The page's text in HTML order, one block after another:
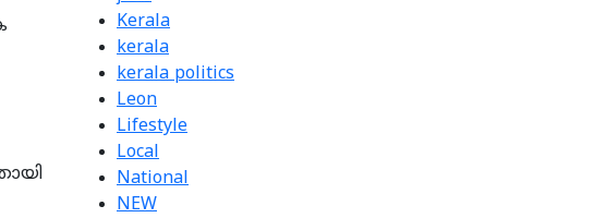
Kerala
kerala
kerala politics
Leon
Lifestyle
Local
National
NEW